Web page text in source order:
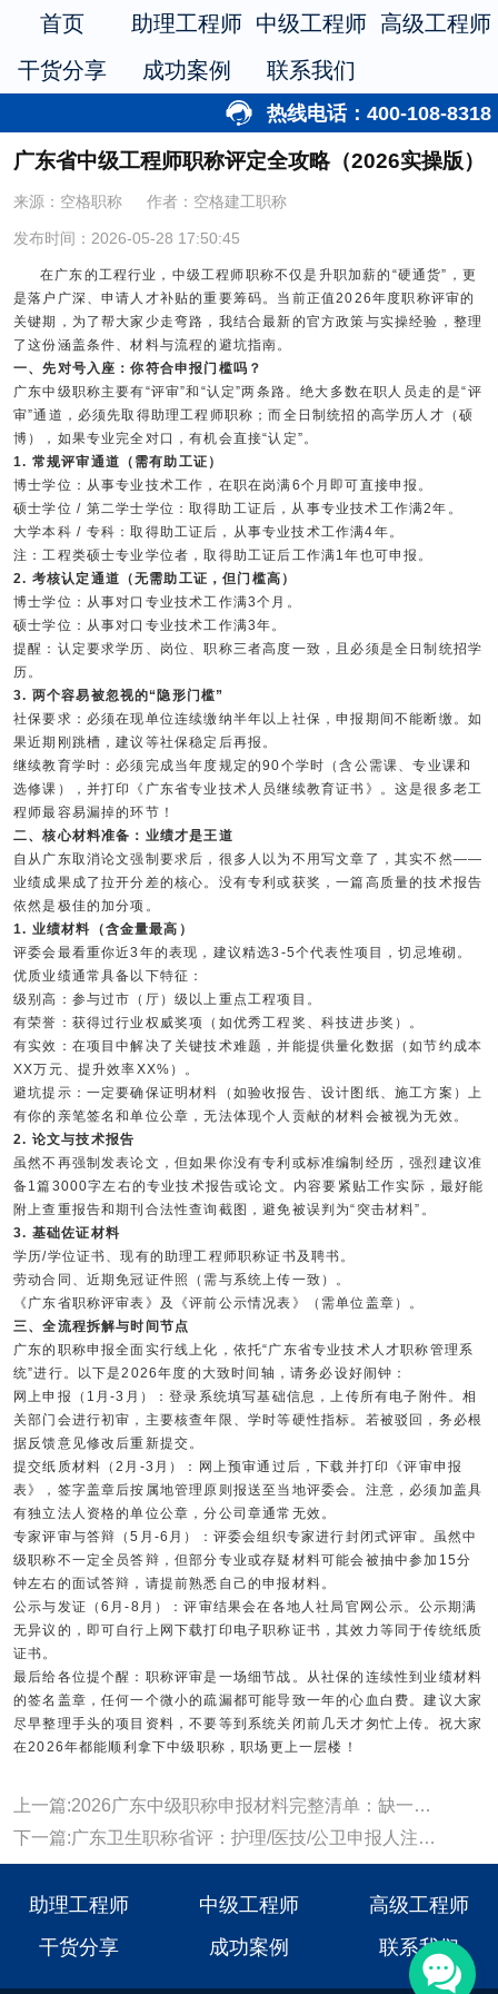
首页 助理工程师 中级工程师 高级工程师
干货分享
成功案例 联系我们
热线电话：400-108-8318
广东省中级工程师职称评定全攻略（2026实操版）
来源：空格职称 作者：空格建工职称
发布时间：2026-05-28 17:50:45
在广东的工程行业，中级工程师职称不仅是升职加薪的“硬通货”，更
是落户广深、申请人才补贴的重要筹码。当前正值2026年度职称评审的
关键期，为了帮大家少走弯路，我结合最新的官方政策与实操经验，整理
了这份涵盖条件、材料与流程的避坑指南。
一、先对号入座：你符合申报门槛吗？
广东中级职称主要有“评审”和“认定”两条路。绝大多数在职人员走的是“评
审”通道，必须先取得助理工程师职称；而全日制统招的高学历人才（硕
博），如果专业完全对口，有机会直接“认定”。
1. 常规评审通道（需有助工证）
博士学位：从事专业技术工作，在职在岗满6个月即可直接申报。
硕士学位 / 第二学士学位：取得助工证后，从事专业技术工作满2年。
大学本科 / 专科：取得助工证后，从事专业技术工作满4年。
注：工程类硕士专业学位者，取得助工证后工作满1年也可申报。
2. 考核认定通道（无需助工证，但门槛高）
博士学位：从事对口专业技术工作满3个月。
硕士学位：从事对口专业技术工作满3年。
提醒：认定要求学历、岗位、职称三者高度一致，且必须是全日制统招学
历。
3. 两个容易被忽视的“隐形门槛”
社保要求：必须在现单位连续缴纳半年以上社保，申报期间不能断缴。如
果近期刚跳槽，建议等社保稳定后再报。
继续教育学时：必须完成当年度规定的90个学时（含公需课、专业课和
选修课），并打印《广东省专业技术人员继续教育证书》。这是很多老工
程师最容易漏掉的环节！
二、核心材料准备：业绩才是王道
自从广东取消论文强制要求后，很多人以为不用写文章了，其实不然——
业绩成果成了拉开分差的核心。没有专利或获奖，一篇高质量的技术报告
依然是极佳的加分项。
1. 业绩材料（含金量最高）
评委会最看重你近3年的表现，建议精选3-5个代表性项目，切忌堆砌。
优质业绩通常具备以下特征：
级别高：参与过市（厅）级以上重点工程项目。
有荣誉：获得过行业权威奖项（如优秀工程奖、科技进步奖）。
有实效：在项目中解决了关键技术难题，并能提供量化数据（如节约成本
XX万元、提升效率XX%）。
避坑提示：一定要确保证明材料（如验收报告、设计图纸、施工方案）上
有你的亲笔签名和单位公章，无法体现个人贡献的材料会被视为无效。
2. 论文与技术报告
虽然不再强制发表论文，但如果你没有专利或标准编制经历，强烈建议准
备1篇3000字左右的专业技术报告或论文。内容要紧贴工作实际，最好能
附上查重报告和期刊合法性查询截图，避免被误判为“突击材料”。
3. 基础佐证材料
学历/学位证书、现有的助理工程师职称证书及聘书。
劳动合同、近期免冠证件照（需与系统上传一致）。
《广东省职称评审表》及《评前公示情况表》（需单位盖章）。
三、全流程拆解与时间节点
广东的职称申报全面实行线上化，依托“广东省专业技术人才职称管理系
统”进行。以下是2026年度的大致时间轴，请务必设好闹钟：
网上申报（1月-3月）：登录系统填写基础信息，上传所有电子附件。相
关部门会进行初审，主要核查年限、学时等硬性指标。若被驳回，务必根
据反馈意见修改后重新提交。
提交纸质材料（2月-3月）：网上预审通过后，下载并打印《评审申报
表》，签字盖章后按属地管理原则报送至当地评委会。注意，必须加盖具
有独立法人资格的单位公章，分公司章通常无效。
专家评审与答辩（5月-6月）：评委会组织专家进行封闭式评审。虽然中
级职称不一定全员答辩，但部分专业或存疑材料可能会被抽中参加15分
钟左右的面试答辩，请提前熟悉自己的申报材料。
公示与发证（6月-8月）：评审结果会在各地人社局官网公示。公示期满
无异议的，即可自行上网下载打印电子职称证书，其效力等同于传统纸质
证书。
最后给各位提个醒：职称评审是一场细节战。从社保的连续性到业绩材料
的签名盖章，任何一个微小的疏漏都可能导致一年的心血白费。建议大家
尽早整理手头的项目资料，不要等到系统关闭前几天才匆忙上传。祝大家
在2026年都能顺利拿下中级职称，职场更上一层楼！
上一篇:2026广东中级职称申报材料完整清单：缺一项都可能被退回!
下一篇:广东卫生职称省评：护理/医技/公卫申报人注意！你们的“业绩误区”最致命
助理工程师 中级工程师
高级工程师
干货分享
成功案例 联系我们